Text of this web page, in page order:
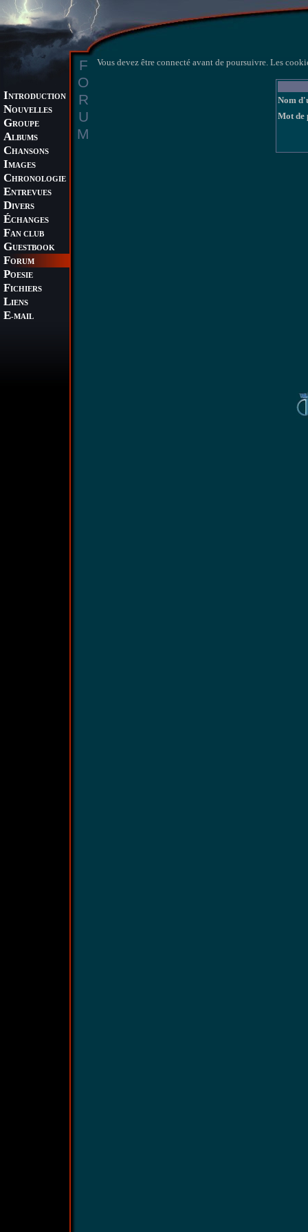
INTRODUCTION
NOUVELLES
GROUPE
ALBUMS
CHANSONS
IMAGES
CHRONOLOGIE
ENTREVUES
DIVERS
ÉCHANGES
FAN CLUB
GUESTBOOK
FORUM
POESIE
FICHIERS
LIENS
E-MAIL
F
O
R
U
M
Vous devez être connecté avant de poursuivre. Les
Nom
Mot de